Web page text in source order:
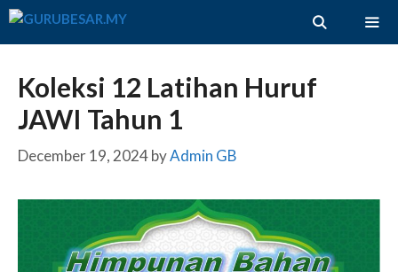
Skip
Koleksi 12 Latihan Huruf
JAWI Tahun 1
December 19, 2024byAdmin GB